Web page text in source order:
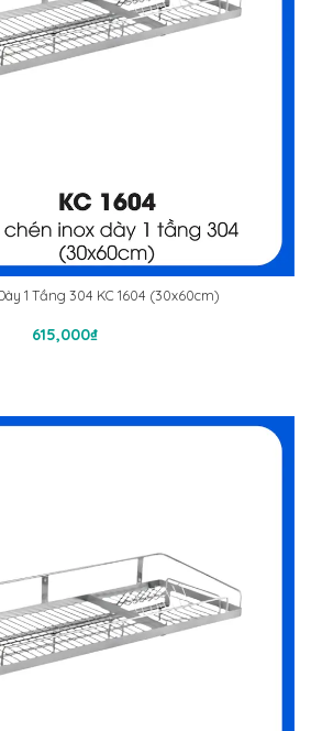
1 Tầng 304 KC 1604 (30x60cm)
615,000₫
Thêm Vào Giỏ Hàng